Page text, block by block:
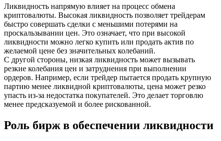
Ликвидность напрямую влияет на процесс обмена
криптовалюты. Высокая ликвидность позволяет трейдерам
быстро совершать сделки с меньшими потерями на
проскальзывании цен. Это означает, что при высокой
ликвидности можно легко купить или продать актив по
желаемой цене без значительных колебаний.
С другой стороны, низкая ликвидность может вызывать
резкие колебания цен и затруднения при выполнении
ордеров. Например, если трейдер пытается продать крупную
партию менее ликвидной криптовалюты, цена может резко
упасть из-за недостатка покупателей. Это делает торговлю
менее предсказуемой и более рискованной.
Роль бирж в обеспечении ликвидности